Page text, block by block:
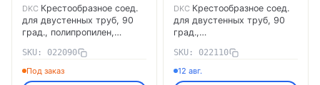
DKC Крестообразное соед.
для двустенных труб, 90
град., полипропилен,
SKU: 022090
Под заказ
DKC Крестообразное соед.
для двустенных труб, 90
град.,
022110 DKC
SKU: 022110
12 авг.